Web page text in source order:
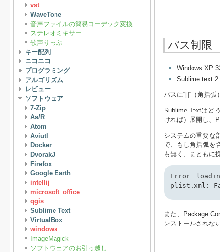
vst
WaveTone
音声ファイルの簡易コーデック変換
ステレオミキサー
歌声りっぷ
キー配列
ニコニコ
プログラミング
アルゴリズム
レビュー
ソフトウェア
7-Zip
As/R
Atom
Aviutl
Docker
DvorakJ
Firefox
Google Earth
intellij
microsoft_office
qgis
Sublime Text
VirtualBox
windows
ImageMagick
ソフトウェアのお引っ越し
パス制限
Windows XP
Sublime text
パスに“[]“（角括
Sublime Textはど
ければ）展開し、
システムの重要な
で、もし角括弧を
も無く、まともに
Error
plist.xml:
また、Package
ンストールされな